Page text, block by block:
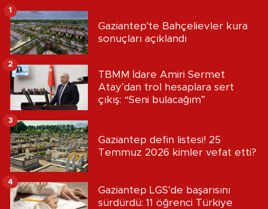
Gaziantep'te Bahçelievler kura
sonuçları açıklandı
1
TBMM İdare Amiri Sermet
Atay’dan trol hesaplara sert
çıkış: “Seni bulacağım”
2
Gaziantep defin listesi! 25
Temmuz 2026 kimler vefat etti?
3
Gaziantep LGS’de başarısını
sürdürdü: 11 öğrenci Türkiye
4